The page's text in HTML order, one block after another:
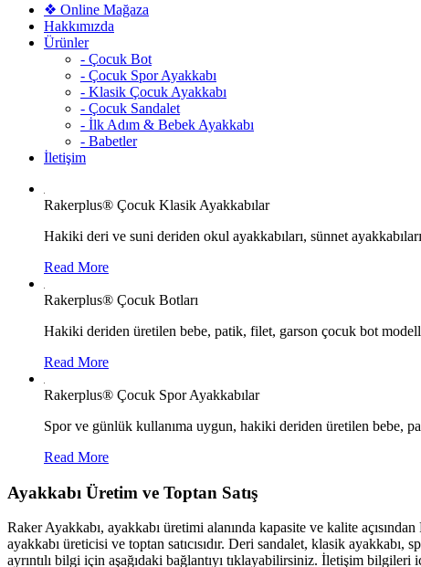
❖ Online Mağaza
Hakkımızda
Ürünler
- Çocuk Bot
- Çocuk Spor Ayakkabı
- Klasik Çocuk Ayakkabı
- Çocuk Sandalet
- İlk Adım & Bebek Ayakkabı
- Babetler
İletişim
Rakerplus® Çocuk Klasik Ayakkabılar
Hakiki deri ve suni deriden okul ayakkabıları, sünnet
Read More
Rakerplus® Çocuk Botları
Hakiki deriden üretilen bebe, patik, filet, garson çocuk bot
Read More
Rakerplus® Çocuk Spor Ayakkabılar
Spor ve günlük kullanıma uygun, hakiki deriden üretilen bebe,
Read More
Ayakkabı Üretim ve Toptan Satış
Raker Ayakkabı, ayakkabı üretimi alanında kapasite ve kalite
ayakkabı üreticisi ve toptan satıcısıdır. Deri sandalet, klasik ayakkabı,
ayrıntılı bilgi için aşağıdaki bağlantıyı tıklayabilirsiniz. İletişim